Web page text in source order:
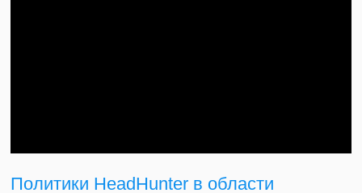
Политики HeadHunter в области